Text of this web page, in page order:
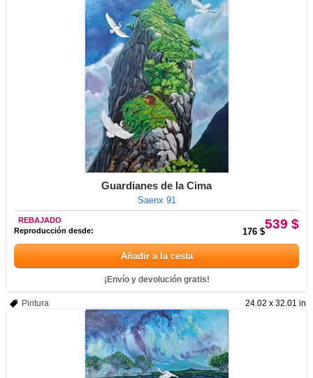
Guardianes de la Cima
Saenx 91
539 $
REBAJADO
Reproducción desde:
176 $
Añadir a la cesta
¡Envío y devolución gratis!
24.02 x 32.01 in
Pintura